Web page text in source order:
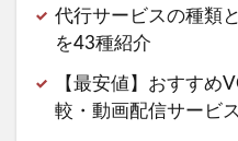
代行サービスの種類
を43種紹介
【最安値】おすすめ
較・動画配信サービ